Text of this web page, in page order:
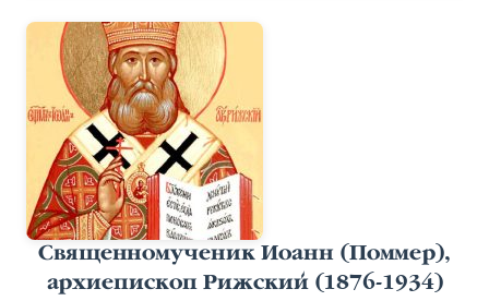
Священномученик Иоанн (Поммер),
архиепископ Рижский (1876-1934)